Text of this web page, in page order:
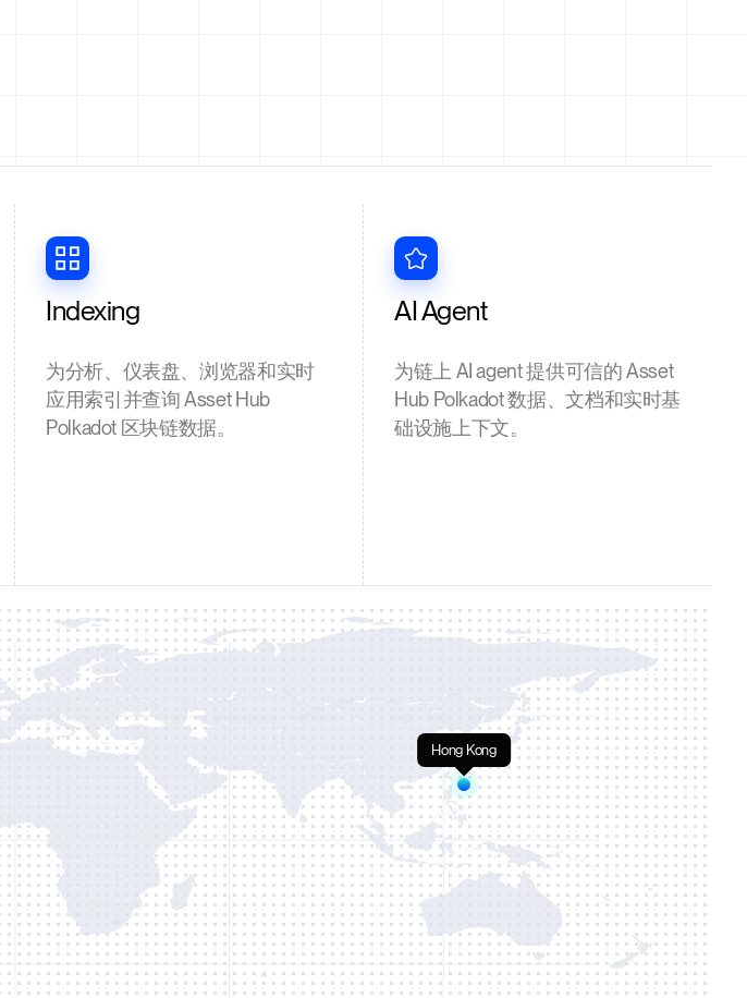
Indexing
为分析、仪表盘、浏览器和实时
应用索引并查询 Asset Hub
Polkadot 区块链数据。
AI Agent
为链上 AI agent 提供可信的 Asset
Hub Polkadot 数据、文档和实时基
础设施上下文。
Hong Kong